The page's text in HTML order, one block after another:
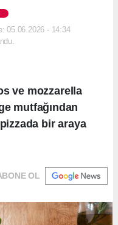
05.06.2026 - 14:34
ve mozzarella
mutfağından
bir araya
OL